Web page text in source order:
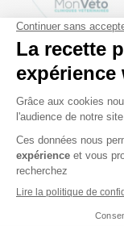
Ensemble
Actualité
27 août 2024
Chaque année,
d’échanger sur
compétences